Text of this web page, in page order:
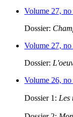
Volume 27,
Dossier:
Volume 27,
Dossier:
Volume 26,
Dossier 1: Les